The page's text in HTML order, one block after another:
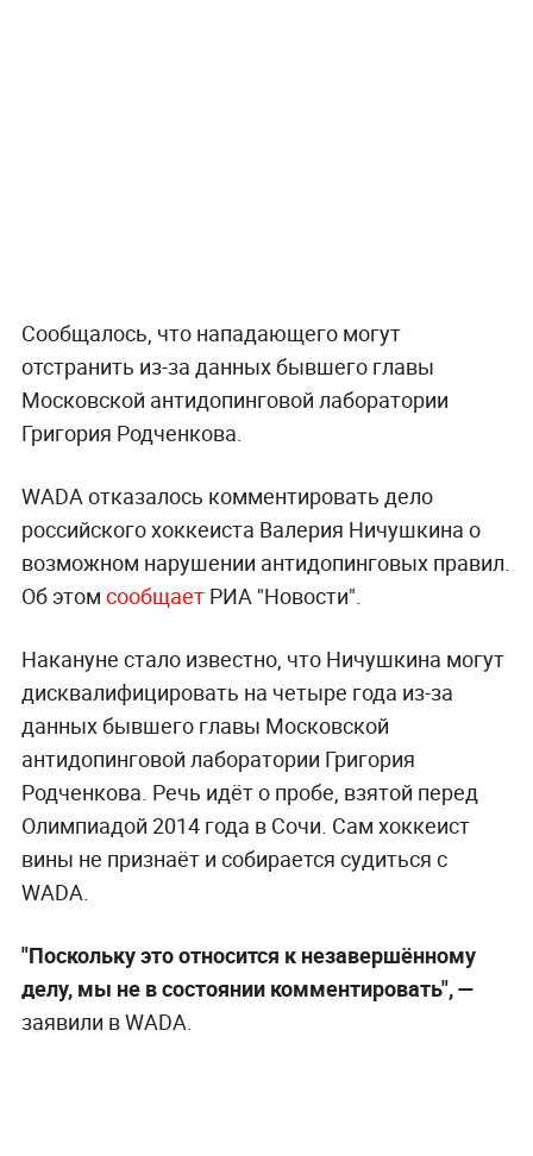
Сообщалось, что нападающего могут
отстранить из-за данных бывшего главы
Московской антидопинговой лаборатории
Григория Родченкова.
WADA отказалось комментировать дело
российского хоккеиста Валерия Ничушкина о
возможном нарушении антидопинговых правил.
Об этом сообщаетРИА "Новости".
Накануне стало известно, что Ничушкина могут
дисквалифицировать на четыре года из-за
данных бывшего главы Московской
антидопинговой лаборатории Григория
Родченкова. Речь идёт о пробе, взятой перед
Олимпиадой 2014 года в Сочи. Сам хоккеист
вины не признаёт и собирается судиться с
WADA.
"Поскольку это относится к незавершённому
делу, мы не в состоянии комментировать", —
заявили в WADA.